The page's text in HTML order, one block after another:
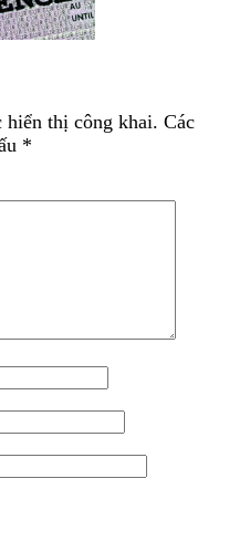
hiển thị công khai. Các
*